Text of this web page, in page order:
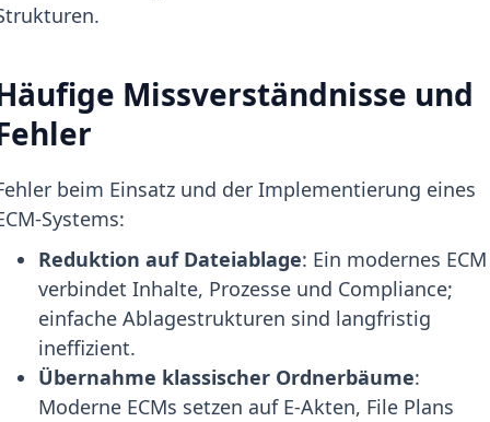
Missverständnisse und
beim Einsatz und der Implementierung eines
Systems:
Reduktion auf Dateiablage: Ein modernes ECM
verbindet Inhalte, Prozesse und Compliance;
einfache Ablagestrukturen sind langfristig
ineffizient.
Übernahme klassischer Ordnerbäume:
Moderne ECMs setzen auf E-Akten, File Plans